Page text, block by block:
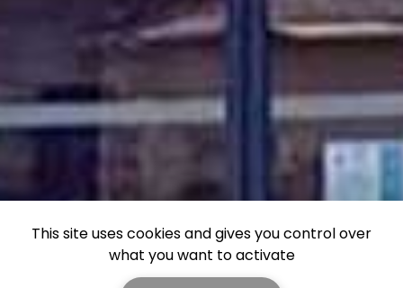
This site uses cookies and gives you control over
what you want to activate